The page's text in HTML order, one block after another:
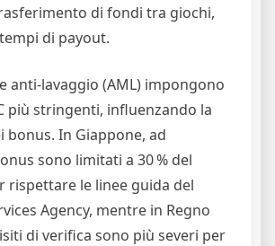
di fondi tra giochi,
di payout.
anti‑lavaggio (AML) impongono
più stringenti, influenzando la
In Giappone, ad
sono limitati a 30 % del
rispettare le linee guida del
Agency, mentre in Regno
di verifica sono più severi per